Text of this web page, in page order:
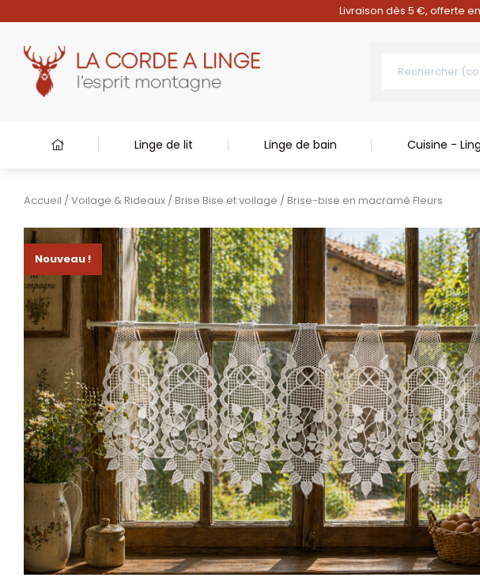
Livraison dès 5 €, offerte
Linge de lit Linge de bain Cuisine -
Accueil /Voilage & Rideaux / Brise Bise et voilage / Brise-bise en macramé Fleurs
Nouveau !